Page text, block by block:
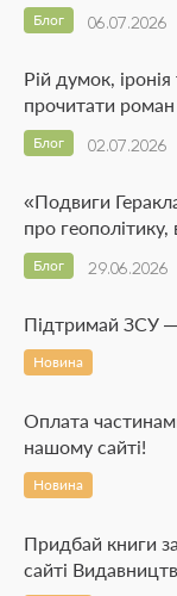
06.07.2026
Блог
Рій думок,
прочитати
02.07.2026
Блог
«Подвиги
про геополітику,
29.06.2026
Блог
Підтримай ЗСУ —
Новина
Оплата
нашому сайті!
Новина
Придбай книги
сайті